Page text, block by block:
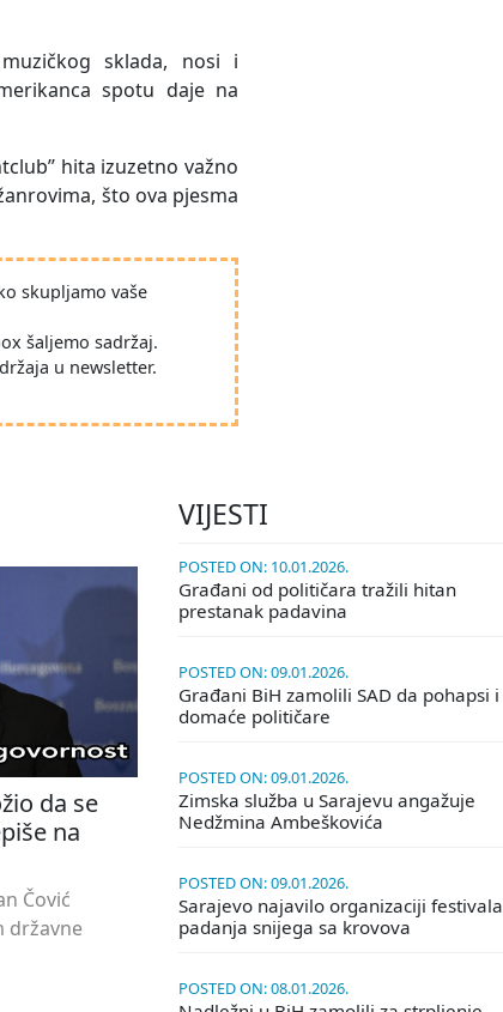
sklada, nosi i
spotu daje na
hita izuzetno važno
što ova pjesma
skupljamo vaše
šaljemo sadržaj.
u newsletter.
da se
na
Čović
državne
VIJESTI
POSTED ON: 10.01.2026.
Građani od političara tražili hitan
prestanak padavina
POSTED ON: 09.01.2026.
Građani BiH zamolili SAD da pohapsi i
domaće političare
POSTED ON: 09.01.2026.
Zimska služba u Sarajevu angažuje
Nedžmina Ambeškovića
POSTED ON: 09.01.2026.
Sarajevo najavilo organizaciji festivala
padanja snijega sa krovova
POSTED ON: 08.01.2026.